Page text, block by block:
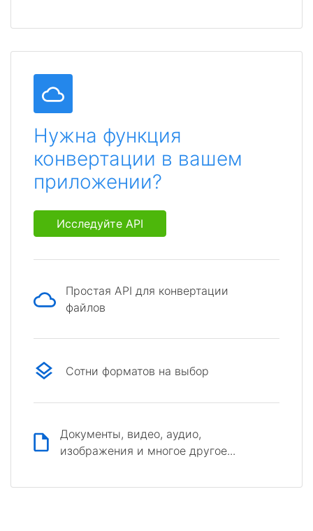
Нужна функция
конвертации в вашем
приложении?
Исследуйте API
Простая API для конвертации
файлов
Сотни форматов на выбор
Документы, видео, аудио,
изображения и многое другое...